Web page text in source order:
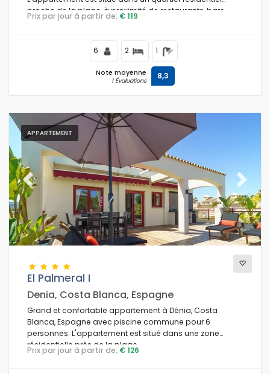
proche de la plage, à proximité de restaurants, bars,
supermarchés, et à 50 m de la plage Estanyó / Els
Prix par jour à partir de: € 119
6 2 1
Note moyenne
1 Évaluations 8,3
APPARTEMENT
Previous Next
El Palmeral I
Denia, Costa Blanca, Espagne
Grand et confortable appartement à Dénia, Costa
Blanca, Espagne avec piscine commune pour 6
personnes. L'appartement est situé dans une zone
résidentielle près de la plage.
Prix par jour à partir de: € 126